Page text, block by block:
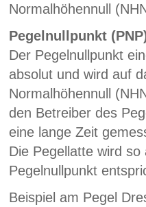
Normalhöhennull
Pegelnullpunkt
Der Pegelnullpunkt
absolut und wird auf
Normalhöhennull
den Betreiber des
eine lange Zeit
Die Pegellatte wird
Pegelnullpunkt
Beispiel am Pegel